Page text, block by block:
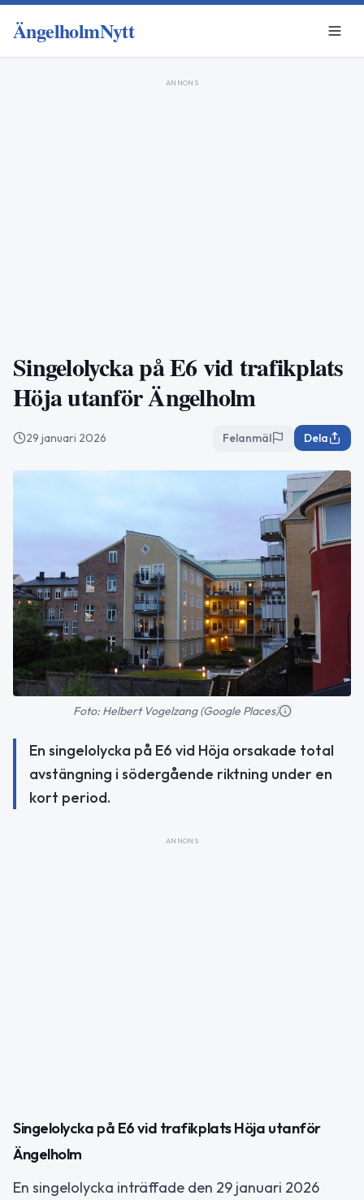
ÄngelholmNytt
ANNONS
Singelolycka på E6 vid trafikplats
Höja utanför Ängelholm
29 januari 2026 Felanmäl Dela
Foto: Helbert Vogelzang (Google Places)
En singelolycka på E6 vid Höja orsakade total
avstängning i södergående riktning under en
kort period.
ANNONS
Singelolycka på E6 vid trafikplats Höja utanför
Ängelholm
En singelolycka inträffade den 29 januari 2026